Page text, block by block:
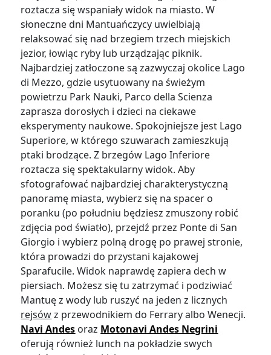
roztacza się wspaniały widok na miasto. W
słoneczne dni Mantuańczycy uwielbiają
relaksować się nad brzegiem trzech miejskich
jezior, łowiąc ryby lub urządzając piknik.
Najbardziej zatłoczone są zazwyczaj okolice Lago
di Mezzo, gdzie usytuowany na świeżym
powietrzu Park Nauki, Parco della Scienza
zaprasza dorosłych i dzieci na ciekawe
eksperymenty naukowe. Spokojniejsze jest Lago
Superiore, w którego szuwarach zamieszkują
ptaki brodzące. Z brzegów Lago Inferiore
roztacza się spektakularny widok. Aby
sfotografować najbardziej charakterystyczną
panoramę miasta, wybierz się na spacer o
poranku (po południu będziesz zmuszony robić
zdjęcia pod światło), przejdź przez Ponte di San
Giorgio i wybierz polną drogę po prawej stronie,
która prowadzi do przystani kajakowej
Sparafucile. Widok naprawdę zapiera dech w
piersiach. Możesz się tu zatrzymać i podziwiać
Mantuę z wody lub ruszyć na jeden z licznych
rejsówz przewodnikiem do Ferrary albo Wenecji.
Navi Andes oraz Motonavi Andes Negrini
oferują również lunch na pokładzie swych